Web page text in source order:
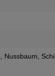
, Nussbaum,